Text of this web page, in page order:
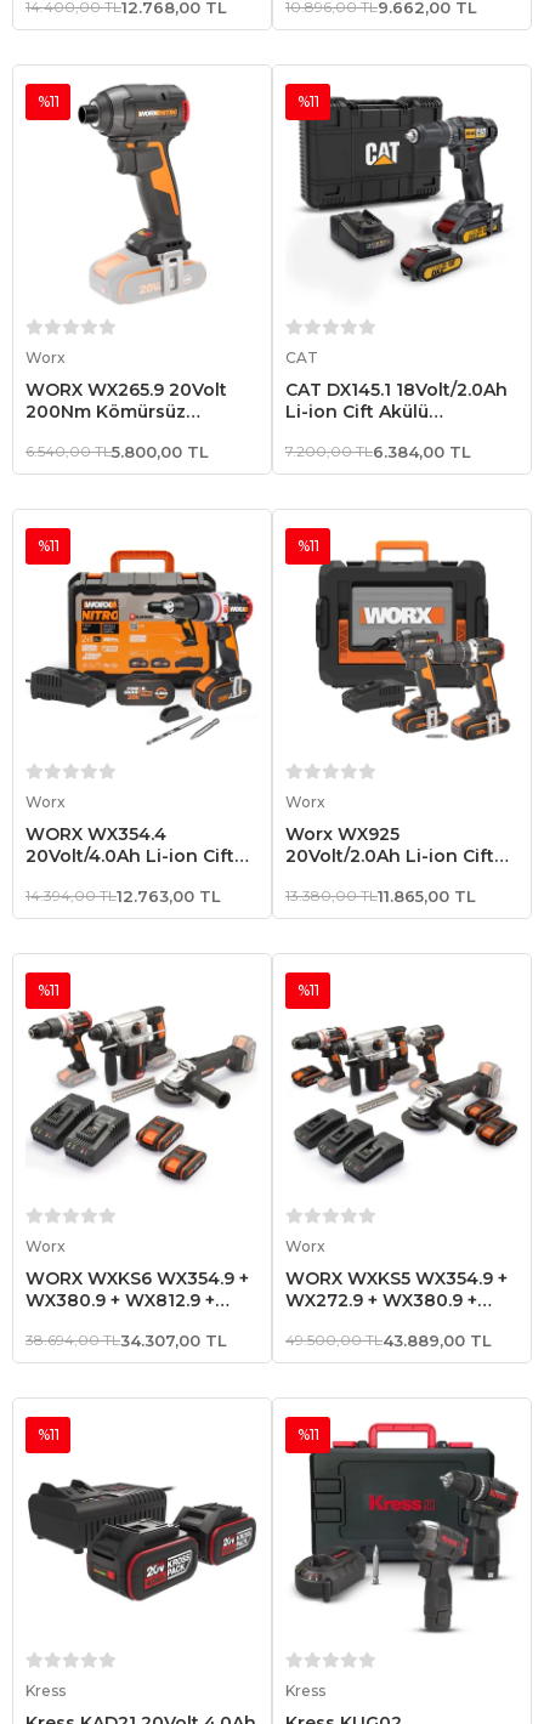
Şarjlı Darbeli Tornavida
14.400,00 TL12.768,00 TL
Profesyonel Şarjlı Darbeli
Tornavida
10.896,00 TL9.662,00 TL
Worx
WORX WX265.9 20Volt
200Nm Kömürsüz
Tornavida (Akü Dahil
Değildir)
%11
6.540,00 TL5.800,00 TL
CAT
CAT DX145.1 18Volt/2.0Ah
Li-ion Çift Akülü
%11
7.200,00 TL6.384,00 TL
Worx
WORX WX354.4
20Volt/4.0Ah Li-ion Çift
Profesyonel Şarjlı Darbeli
Matkap
%11
14.394,00 TL12.763,00 TL
Worx
Worx WX925
20Volt/2.0Ah Li-ion Çift
Profesyonel Darbeli
Matkap+WX265
%11
13.380,00 TL11.865,00 TL
Worx
WORX WXKS6 WX354.9 +
WX380.9 + WX812.9 +
Kombo Set
%11
38.694,00 TL34.307,00 TL
Worx
WORX WXKS5 WX354.9 +
WX272.9 + WX380.9 +
20V/2Ah Pro Kombo Set
%11
49.500,00 TL43.889,00 TL
Kress
%11
Kress
%11